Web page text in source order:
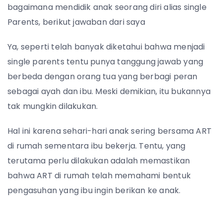
bagaimana mendidik anak seorang diri alias single
Parents, berikut jawaban dari saya
Ya, seperti telah banyak diketahui bahwa menjadi
single parents tentu punya tanggung jawab yang
berbeda dengan orang tua yang berbagi peran
sebagai ayah dan ibu. Meski demikian, itu bukannya
tak mungkin dilakukan.
Hal ini karena sehari-hari anak sering bersama ART
di rumah sementara ibu bekerja. Tentu, yang
terutama perlu dilakukan adalah memastikan
bahwa ART di rumah telah memahami bentuk
pengasuhan yang ibu ingin berikan ke anak.